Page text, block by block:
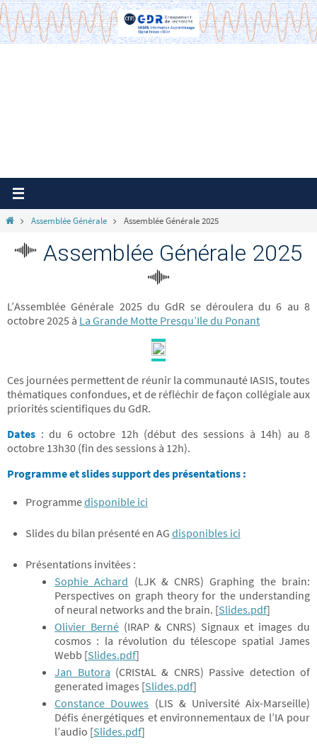
Passer
vers
le
HomeAssemblée Générale Assemblée Générale 2025
Assemblée Générale 2025
L’Assemblée Générale 2025 du GdR se déroulera du 6 au 8
octobre 2025 à La Grande Motte Presqu’Ile du Ponant
Ces journées permettent de réunir la communauté IASIS, toutes
thématiques confondues, et de réfléchir de façon collégiale aux
priorités scientifiques du GdR.
Dates : du 6 octobre 12h (début des sessions à 14h) au 8
octobre 13h30 (fin des sessions à 12h).
Programme et slides support des présentations :
Programmedisponible ici
Slides du bilan présenté en AG disponibles ici
Présentations invitées :
Sophie Achard (LJK & CNRS) Graphing the brain:
Perspectives on graph theory for the understanding
of neural networks and the brain. [Slides.pdf]
Olivier Berné (IRAP & CNRS) Signaux et images du
cosmos : la révolution du télescope spatial James
Webb [Slides.pdf]
Jan Butora (CRIStAL & CNRS) Passive detection of
generated images [Slides.pdf]
Constance Douwes (LIS & Université Aix-Marseille)
Défis énergétiques et environnementaux de l’IA pour
l’audio [Slides.pdf]